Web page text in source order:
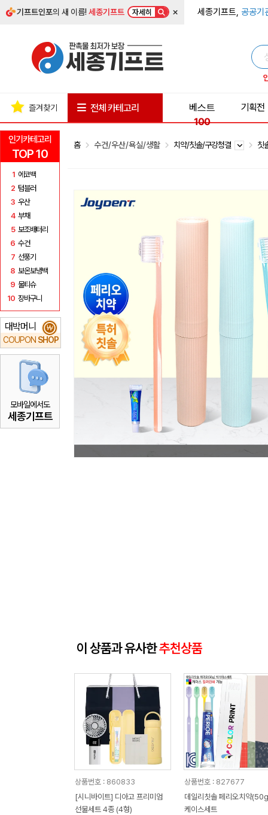
기프트인포의 새 이름!세종기프트 자세히 × 세종기프트, 공공기
인기카테고리
TOP 10
1 에코백
2 텀블러
3 우산
4 부채
5 보조배터리
6 수건
7 선풍기
8 보온보냉백
9 물티슈
10 장바구니
대박머니
COUPON SHOP
₩
모바일에서도
세종기프트
즐겨찾기 전체 카테고리
베스트
100
기획전
홈 수건/우산/욕실/생활 치약/칫솔/구강청결 칫
이 상품과 유사한추천상품
상품번호 : 860833
[시니바이트] 디아고 프리미엄
선물세트 4종 (4형)
상품번호 : 827677
데일리칫솔 페리오치약
케이스세트